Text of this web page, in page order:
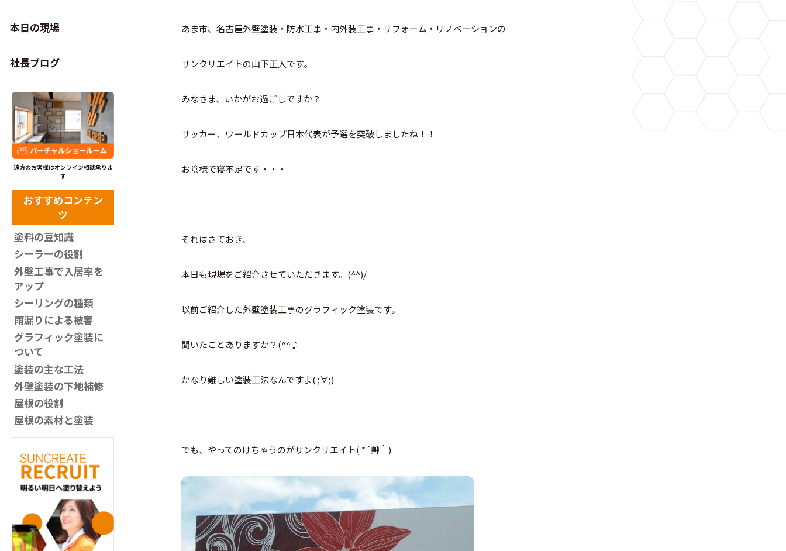
本日の現場
社長ブログ
遠方のお客様はオンライン相談承りま
す
おすすめコンテン
ツ
塗料の豆知識
シーラーの役割
外壁工事で入居率を
アップ
シーリングの種類
雨漏りによる被害
グラフィック塗装に
ついて
塗装の主な工法
外壁塗装の下地補修
屋根の役割
屋根の素材と塗装
あま市、名古屋外壁塗装・防水工事・内外装工事・リフォーム・リノベーションの
サンクリエイトの山下正人です。
みなさま、いかがお過ごしですか？
サッカー、ワールドカップ日本代表が予選を突破しましたね！！
お陰様で寝不足です・・・
それはさておき、
本日も現場をご紹介させていただきます。(^^)/
以前ご紹介した外壁塗装工事のグラフィック塗装です。
聞いたことありますか？(^^♪
かなり難しい塗装工法なんですよ( ;∀;)
でも、やってのけちゃうのがサンクリエイト( *´艸｀)